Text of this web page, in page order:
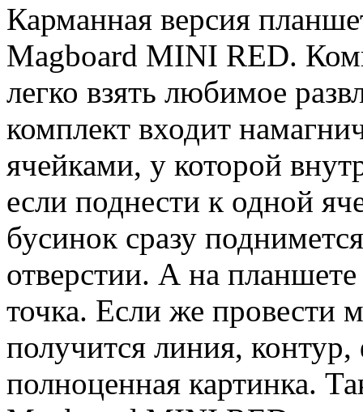
Карманная версия
Magboard MINI RED.
легко взять любимое
комплект входит
ячейками, у которой
если поднести к одной
бусинок сразу
отверстии. А на планшете
точка. Если же провести
получится линия,
полноценная картинка.